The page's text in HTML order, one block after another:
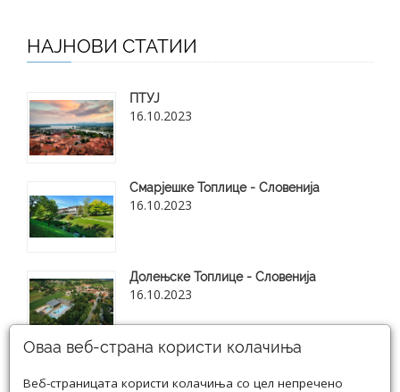
НАЈНОВИ СТАТИИ
ПТУЈ
16.10.2023
Смарјешке Топлице - Словенија
16.10.2023
Долењске Топлице - Словенија
16.10.2023
Види ги сите нови блог статии
Оваа веб-страна користи колачиња
Веб-страницата користи колачиња со цел непречено